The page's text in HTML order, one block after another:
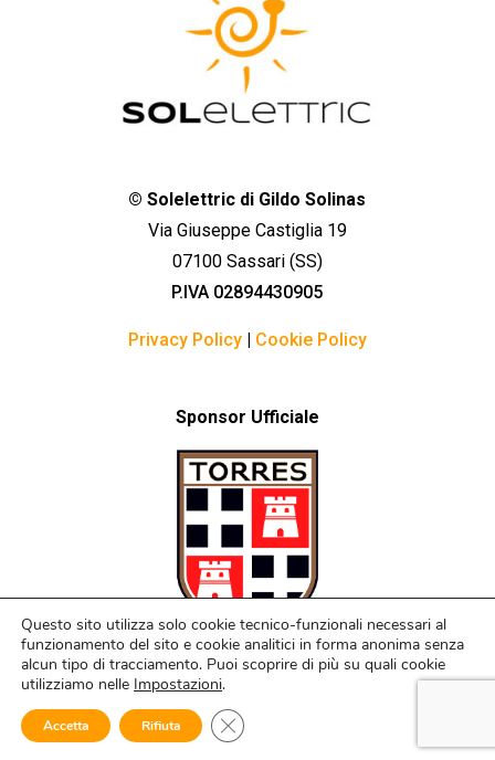
©Solelettric di Gildo Solinas
Via Giuseppe Castiglia 19
07100 Sassari (SS)
P.IVA 02894430905
Privacy Policy| Cookie Policy
Sponsor Ufficiale
Web Project
Questo sito utilizza solo cookie tecnico-funzionali necessari al
funzionamento del sito e cookie analitici in forma anonima senza
alcun tipo di tracciamento. Puoi scoprire di più su quali cookie
utilizziamo nelle Impostazioni.
Accetta Rifiuta Close GDPR Cookie Banner